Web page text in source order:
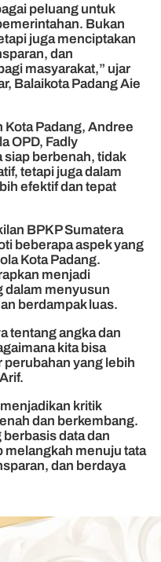
peluang untuk
Bukan
juga menciptakan
dan
masyarakat,” ujar
Balaikota Padang Aie
Kota Padang, Andree
OPD, Fadly
berbenah, tidak
tetapi juga dalam
efektif dan tepat
BPKP Sumatera
beberapa aspek yang
Kota Padang.
menjadi
dalam menyusun
berdampak luas.
tentang angka dan
kita bisa
perubahan yang lebih
kritik
dan berkembang.
data dan
melangkah menuju tata
dan berdaya